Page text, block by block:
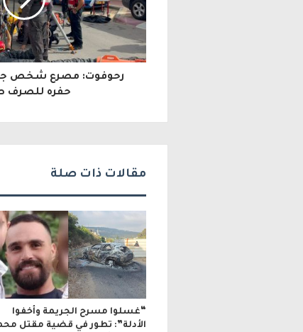
ك
ا
ل
و
ن
ي
رحوفوت: مصرع شخص
حفره للصرف
مقالات ذات صلة
“غسلوا مسرح الجريمة وأخفوا
الأدلة”: تطور في قضية مقتل